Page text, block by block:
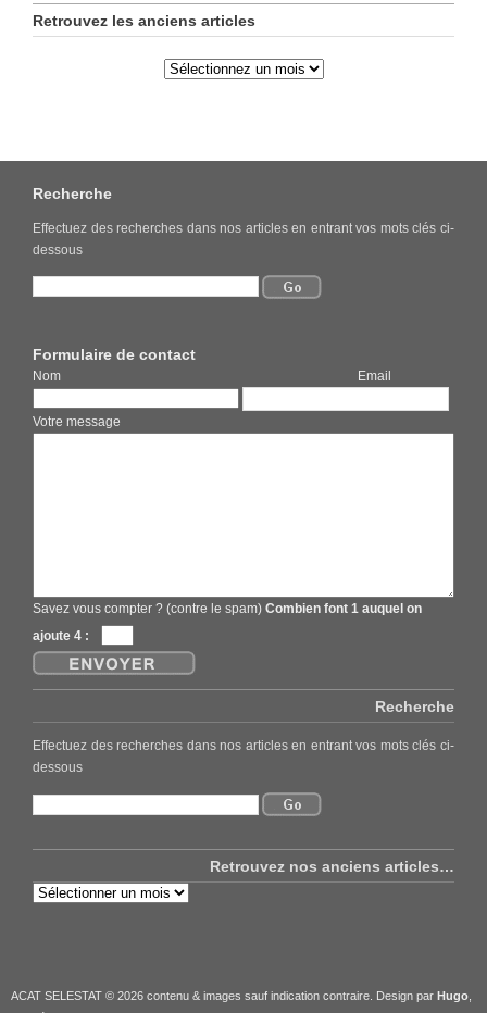
Retrouvez les anciens articles
Recherche
Effectuez des recherches dans nos articles en entrant vos mots clés ci-
dessous
Formulaire de contact
Nom Email
Votre message
Savez vous compter ? (contre le spam) Combien font 1 auquel on
ajoute 4 :
Recherche
Effectuez des recherches dans nos articles en entrant vos mots clés ci-
dessous
Retrouvez nos anciens articles…
Retrouvez
ACAT SELESTAT © 2026 contenu & images sauf indication contraire. Design par Hugo